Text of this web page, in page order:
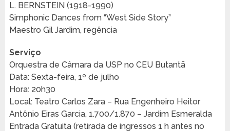
L. BERNSTEIN (1918-1990)
Simphonic Dances from “West Side Story”
Maestro Gil Jardim, regência
Serviço
Orquestra de Câmara da USP no CEU Butantã
Data: Sexta-feira, 1º de julho
Hora: 20h30
Local: Teatro Carlos Zara – Rua Engenheiro Heitor
Antônio Eiras Garcia, 1.700/1.870 – Jardim Esmeralda
Entrada Gratuita (retirada de ingressos 1 h antes no